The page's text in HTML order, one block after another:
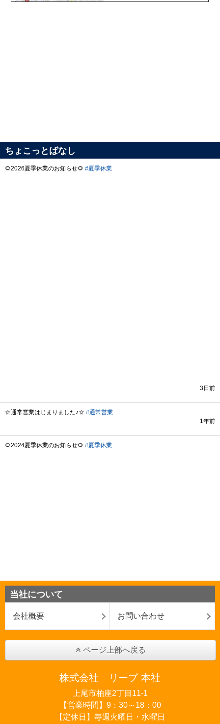
ちょこっとばなし
当社について
会社概要 お問い合わせ
ページ上部へ戻る
株式会社 リープ 本社
上尾市柏座2丁目11-1
【営業時間】9：30～18：00
【定休日】毎週火曜日・水曜日